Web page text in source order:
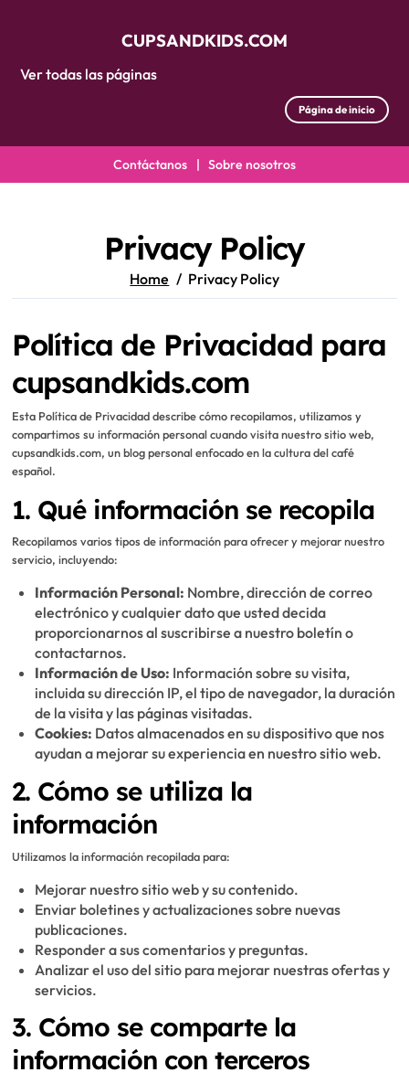
Ver todas las páginas
CUPSANDKIDS.COM
Página de inicio
Contáctanos | Sobre nosotros
Privacy Policy
Home Privacy Policy
Política de Privacidad para
cupsandkids.com
Esta Política de Privacidad describe cómo recopilamos, utilizamos y
compartimos su información personal cuando visita nuestro sitio web,
cupsandkids.com, un blog personal enfocado en la cultura del café
español.
1. Qué información se recopila
Recopilamos varios tipos de información para ofrecer y mejorar nuestro
servicio, incluyendo:
Información Personal: Nombre, dirección de correo
electrónico y cualquier dato que usted decida
proporcionarnos al suscribirse a nuestro boletín o
contactarnos.
Información de Uso: Información sobre su visita,
incluida su dirección IP, el tipo de navegador, la duración
de la visita y las páginas visitadas.
Cookies: Datos almacenados en su dispositivo que nos
ayudan a mejorar su experiencia en nuestro sitio web.
2. Cómo se utiliza la
información
Utilizamos la información recopilada para:
Mejorar nuestro sitio web y su contenido.
Enviar boletines y actualizaciones sobre nuevas
publicaciones.
Responder a sus comentarios y preguntas.
Analizar el uso del sitio para mejorar nuestras ofertas y
servicios.
3. Cómo se comparte la
información con terceros